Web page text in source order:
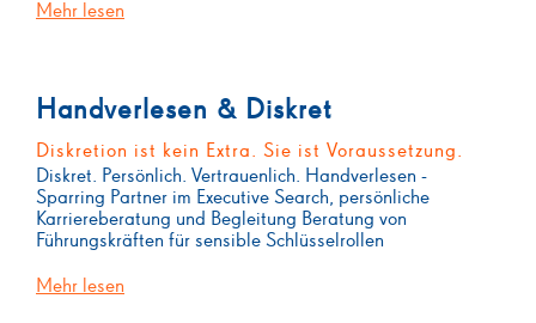
Mehr lesen
Handverlesen & Diskret
Diskretion ist kein Extra. Sie ist Voraussetzung.
Diskret. Persönlich. Vertrauenlich. Handverlesen -
Sparring Partner im Executive Search, persönliche
Karriereberatung und Begleitung Beratung von
Führungskräften für sensible Schlüsselrollen
Mehr lesen